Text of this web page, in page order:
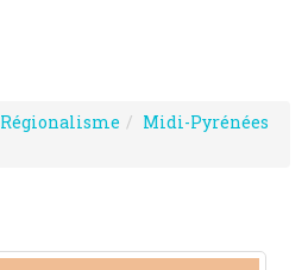
Régionalisme
Midi-Pyrénées